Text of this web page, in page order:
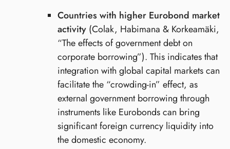
Countries with higher Eurobond market
activity (Colak, Habimana & Korkeamäki,
“The effects of government debt on
corporate borrowing”). This indicates that
integration with global capital markets can
facilitate the “crowding-in” effect, as
external government borrowing through
instruments like Eurobonds can bring
significant foreign currency liquidity into
the domestic economy.